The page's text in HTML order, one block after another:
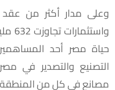
وعلى مدار أكثر من عقد
حياة مصر أحد
التصنيع والتصدير في
مصانع في كل من المنطقة